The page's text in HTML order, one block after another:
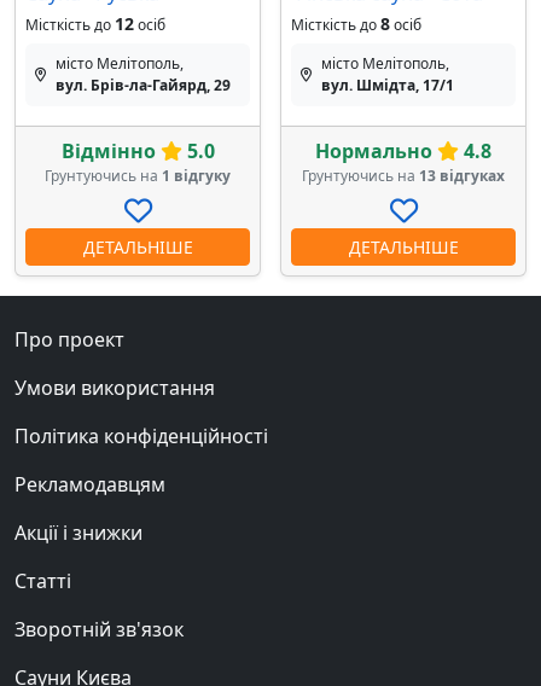
Місткість до 12осіб
місто Мелітополь,
вул. Брів-ла-Гайярд, 29
Відмінно 5.0
Грунтуючись на 1 відгуку
ДЕТАЛЬНІШЕ
Місткість до8осіб
місто Мелітополь,
вул. Шмідта, 17/1
Нормально 4.8
Грунтуючись на 13 відгуках
ДЕТАЛЬНІШЕ
Про проект
Умови використання
Політика конфіденційності
Рекламодавцям
Акції і знижки
Статті
Зворотній зв'язок
Сауни Києва